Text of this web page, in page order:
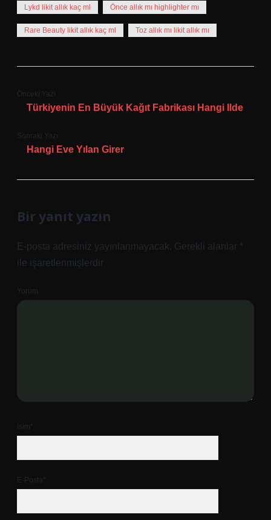
Lykd likit allık kaç ml Önce allık mı highlighter mı
Rare Beauty likit allık kaç ml Toz allık mı likit allık mı
Önceki Yazı
Türkiyenin En Büyük Kağıt Fabrikası Hangi Ilde
Sonraki Yazı
Hangi Eve Yılan Girer
Bir yanıt yazın
E-posta adresiniz yayınlanmayacak. Gerekli alanlar *
ile işaretlenmişlerdir
Yorum
İsim*
E-Posta*